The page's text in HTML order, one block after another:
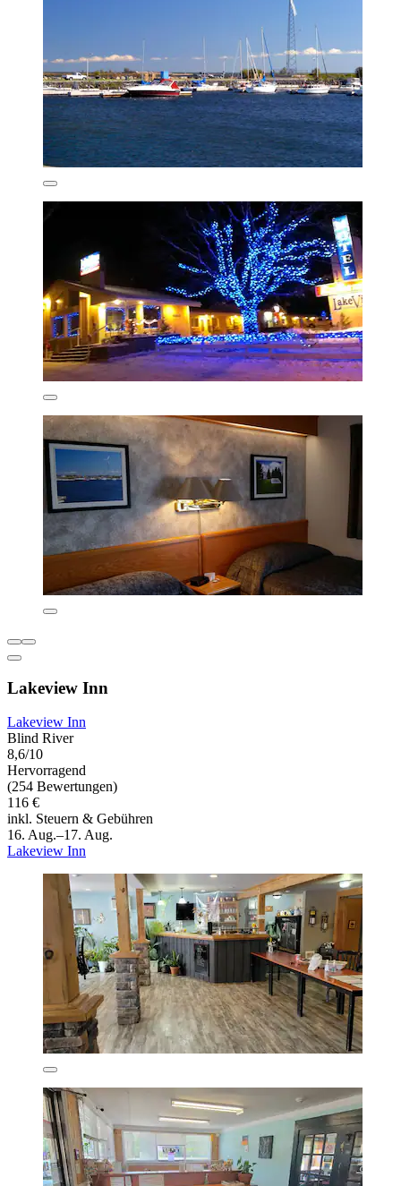
Lakeview Inn
Lakeview Inn
Blind River
8,6/10
Hervorragend
(254 Bewertungen)
116 €
inkl. Steuern & Gebühren
16. Aug.–17. Aug.
Lakeview Inn